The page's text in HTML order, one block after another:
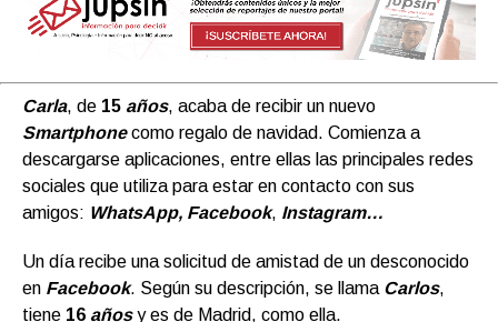
Carla, de 15 años, acaba de recibir un nuevo
Smartphonecomo regalo de navidad. Comienza a
descargarse aplicaciones, entre ellas las principales redes
sociales que utiliza para estar en contacto con sus
amigos: WhatsApp, Facebook, Instagram…
Un día recibe una solicitud de amistad de un desconocido
en Facebook. Según su descripción, se llama Carlos,
tiene 16 añosy es de Madrid, como ella.